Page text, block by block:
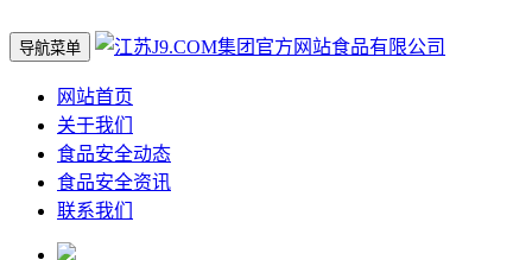
导航菜单
网站首页
关于我们
食品安全动态
食品安全资讯
联系我们